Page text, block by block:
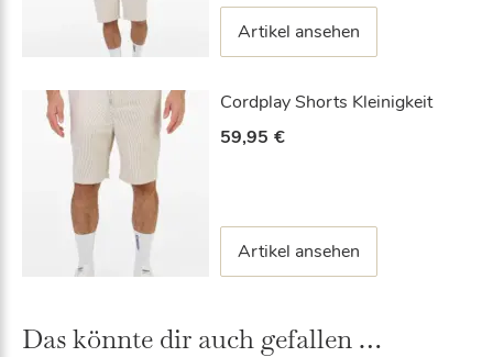
Artikel ansehen
Cordplay Shorts Kleinigkeit
59,95 €
Artikel ansehen
Das könnte dir auch gefallen …